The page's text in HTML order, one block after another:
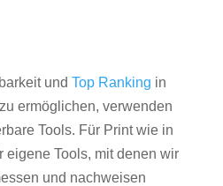
und Top Ranking in
ermöglichen, verwenden
Tools. Für Print wie in
eigene Tools, mit denen wir
und nachweisen